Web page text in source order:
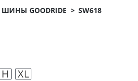
ШИНЫ GOODRIDE SW618
H XL